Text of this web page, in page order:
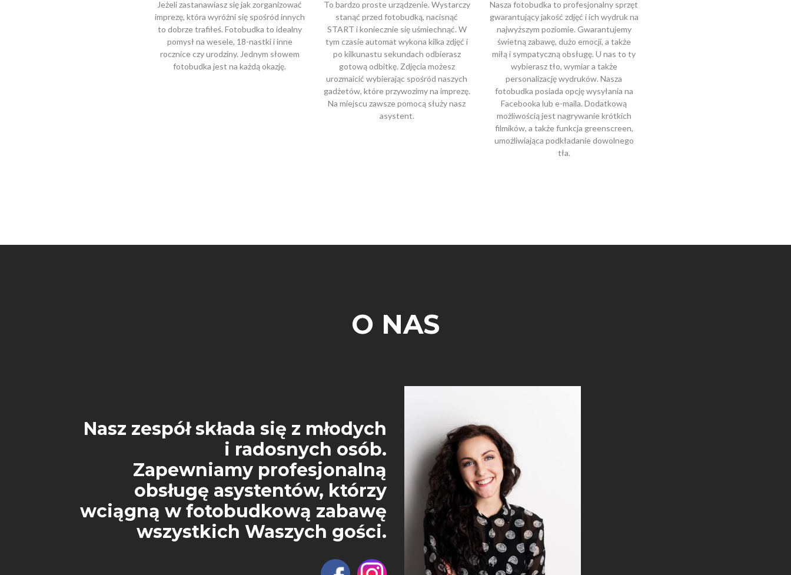
Jeżeli zastanawiasz się jak zorganizować
imprezę, która wyróżni się spośród innych
to dobrze trafiłeś. Fotobudka to idealny
pomysł na wesele, 18-nastki i inne
rocznice czy urodziny. Jednym słowem
fotobudka jest na każdą okazję.
To bardzo proste urządzenie. Wystarczy
stanąć przed fotobudką, nacisnąć
START i koniecznie się uśmiechnąć. W
tym czasie automat wykona kilka zdjęć i
po kilkunastu sekundach odbierasz
gotową odbitkę. Zdjęcia możesz
urozmaicić wybierając spośród naszych
gadżetów, które przywozimy na imprezę.
Na miejscu zawsze pomocą służy nasz
asystent.
Nasza fotobudka to profesjonalny sprzęt
gwarantujący jakość zdjęć i ich wydruk na
najwyższym poziomie. Gwarantujemy
świetną zabawę, dużo emocji, a także
miłą i sympatyczną obsługę. U nas to ty
wybierasz tło, wymiar a także
personalizację wydruków. Nasza
fotobudka posiada opcję wysyłania na
Facebooka lub e-maila. Dodatkową
możliwością jest nagrywanie krótkich
filmików, a także funkcja greenscreen,
umożliwiająca podkładanie dowolnego
tła.
O NAS
Nasz zespół składa się z młodych
i radosnych osób.
Zapewniamy profesjonalną
obsługę asystentów, którzy
wciągną w fotobudkową zabawę
wszystkich Waszych gości.